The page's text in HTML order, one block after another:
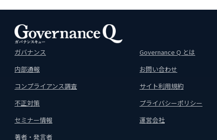
ガバナンス
内部通報
コンプライアンス調査
不正対策
セミナー情報
著者・発言者
Governance Q とは
お問い合わせ
サイト利用規約
プライバシーポリシー
運営会社